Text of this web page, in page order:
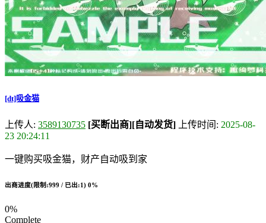
[dt]吸金猫
上传人: 3589130735 [买断出商][自动发货] 上传时间: 2025-08-
23 20:24:11
一键购买吸金猫，财产自动吸到家
出商进度(限制:999 / 已出:1) 0%
0%
Complete